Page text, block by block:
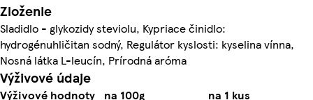
Zloženie
Sladidlo - glykozidy steviolu, Kypriace činidlo:
hydrogénuhličitan sodný, Regulátor kyslosti: kyselina vínna,
Nosná látka L-leucín, Prírodná aróma
Výživové údaje
Výživové hodnoty na 100g
na 1 kus